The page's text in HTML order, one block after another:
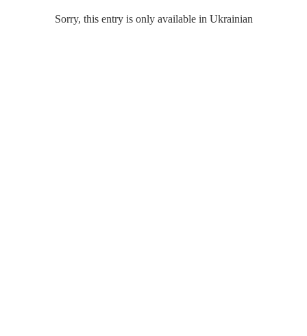
Sorry, this entry is only available in Ukrainian